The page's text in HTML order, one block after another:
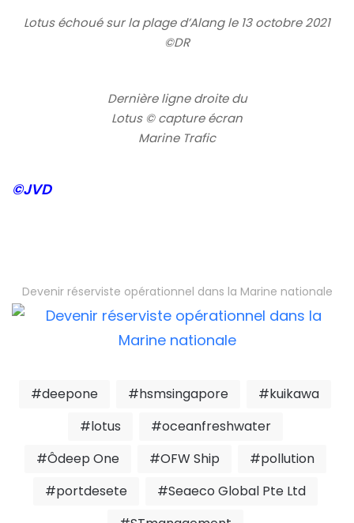
Lotus échoué sur la plage d’Alang le 13 octobre 2021
©DR
Dernière ligne droite du
Lotus © capture écran
Marine Trafic
©JVD
Devenir réserviste opérationnel dans la Marine nationale
deepone hsmsingapore
kuikawa
lotus
oceanfreshwater
Ôdeep One
OFW Ship
pollution
portdesete
Seaeco Global Pte Ltd